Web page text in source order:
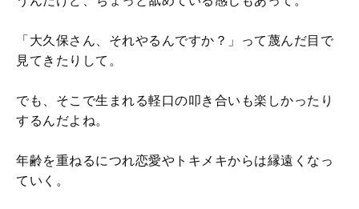
「大久保さん、それやるんですか？」って蔑んだ目で
見てきたりして。
でも、そこで生まれる軽口の叩き合いも楽しかったり
するんだよね。
年齢を重ねるにつれ恋愛やトキメキからは縁遠くなっ
ていく。